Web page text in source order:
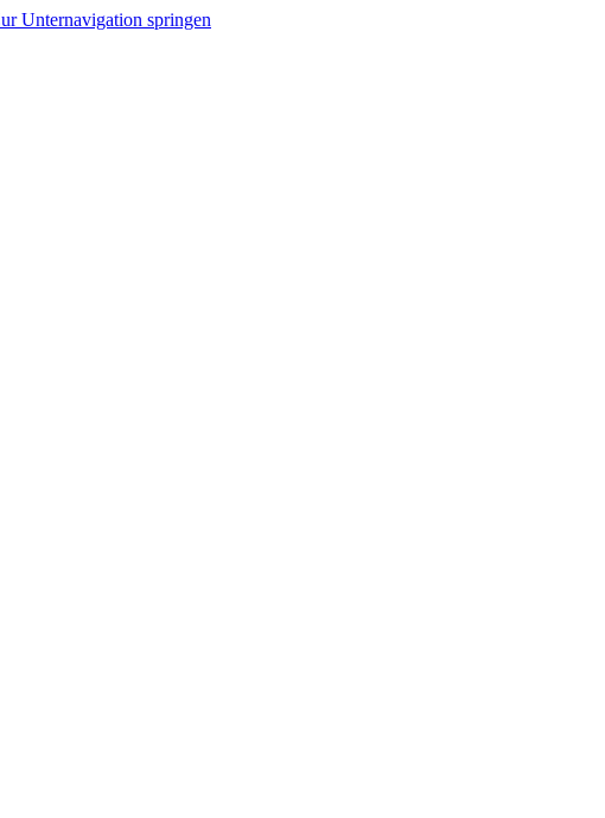
Unternavigation springen